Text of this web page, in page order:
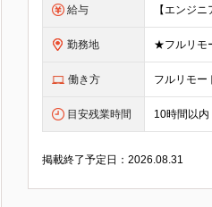
給与
勤務地
働き方 フルリモー
目安残業時間 10時間以内
掲載終了予定日：2026.08.31